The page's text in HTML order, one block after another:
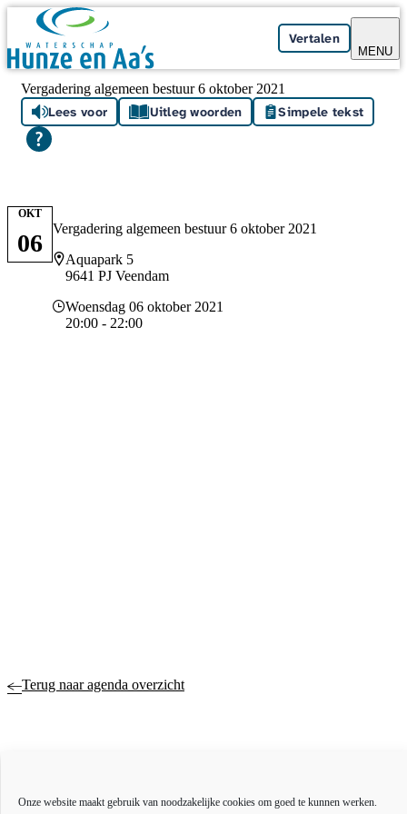
Onze website maakt gebruik van noodzakelijke cookies om goed te kunnen werken.
Skip navigation
Vertalen
MENU
Vergadering algemeen bestuur 6 oktober 2021
Lees voor Uitleg woorden Simpele tekst
Vergadering algemeen bestuur 6 oktober 2021
Locatie
Aquapark 5
9641 PJ Veendam
Datum en tijd
Woensdag 06 oktober 2021
20:00 - 22:00
OKT
06
Terug naar agenda overzicht
Over ons